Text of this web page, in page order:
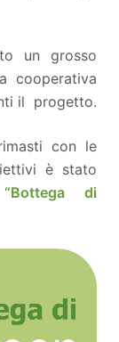
un grosso
cooperativa
il progetto.
con le
è stato
di